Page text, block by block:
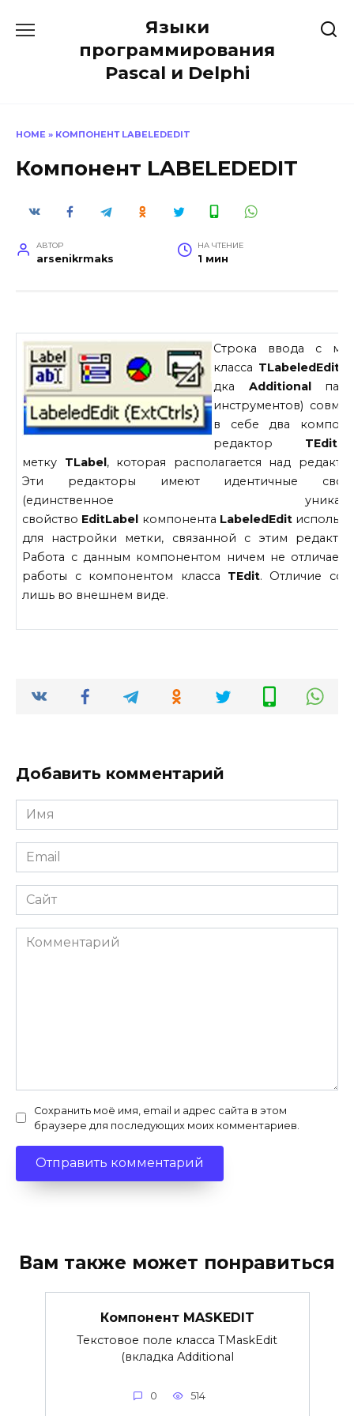
содержанию
Языки
программирования
Pascal и Delphi
HOME » КОМПОНЕНТ LABELEDEDIT
Компонент LABELEDEDIT
АВТОР
arsenikrmaks
НА ЧТЕНИЕ
1 мин
Строка ввода с
класса TLabeledEdit
дка Additional
инструментов)
в себе два
редактор TEdit
метку TLabel, которая располагается над
Эти редакторы имеют идентичные
(единственное
свойство EditLabel компонента LabeledEdit
для настройки метки, связанной с этим
Работа с данным компонентом ничем не
работы с компонентом класса TEdit. Отличие
лишь во внешнем виде.
Добавить комментарий
Имя
*
Email
*
Сайт
Комментарий
Сохранить моё имя, email и адрес сайта в этом
браузере для последующих моих комментариев.
Вам также может понравиться
Компонент MASKEDIT
Текстовое поле класса TMaskEdit
(вкладка Additional
0 514